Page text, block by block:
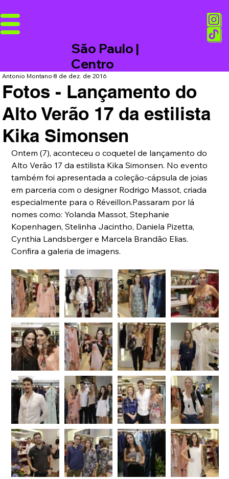
São Paulo |
Centro
Fotos - Lançamento do
Alto Verão 17 da estilista
Kika Simonsen
Antonio Montano8 de dez. de 2016
Ontem (7), aconteceu o coquetel de lançamento do
Alto Verão 17 da estilista Kika Simonsen. No evento
também foi apresentada a coleção-cápsula de joias
em parceria com o designer Rodrigo Massot, criada
especialmente para o Réveillon.Passaram por lá
nomes como: Yolanda Massot, Stephanie
Kopenhagen, Stelinha Jacintho, Daniela Pizetta,
Cynthia Landsberger e Marcela Brandão Elias.
Confira a galeria de imagens.